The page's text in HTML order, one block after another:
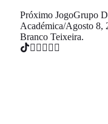
Próximo JogoGrupo
Académica/Agosto 8,
Branco Teixeira.